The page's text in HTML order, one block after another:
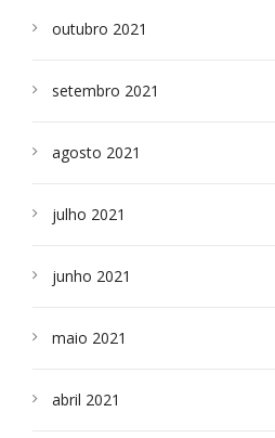
outubro 2021
setembro 2021
agosto 2021
julho 2021
junho 2021
maio 2021
abril 2021